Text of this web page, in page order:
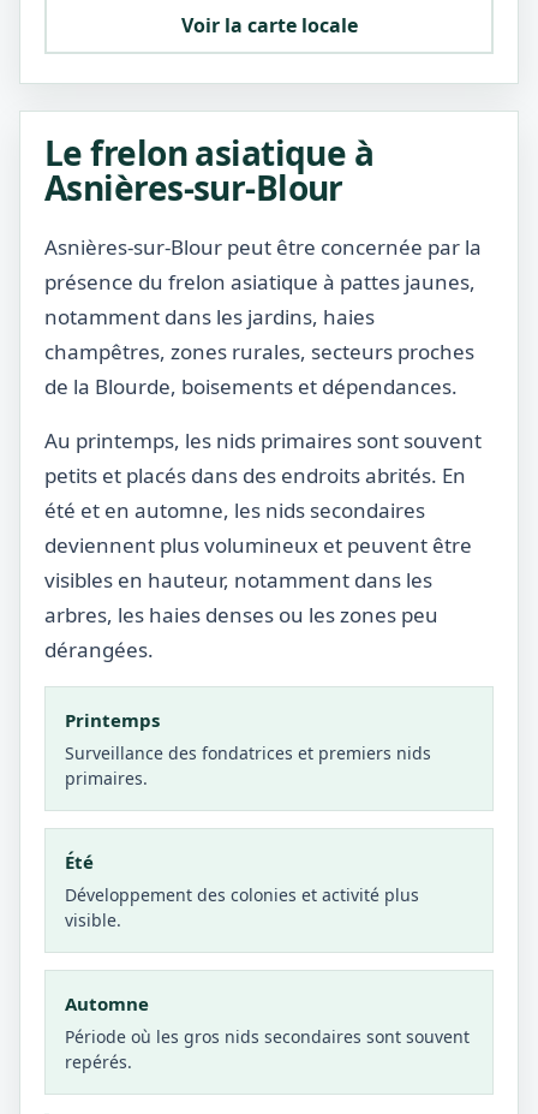
Voir la carte locale
Le frelon asiatique à
Asnières-sur-Blour
Asnières-sur-Blour peut être concernée par la
présence du frelon asiatique à pattes jaunes,
notamment dans les jardins, haies
champêtres, zones rurales, secteurs proches
de la Blourde, boisements et dépendances.
Au printemps, les nids primaires sont souvent
petits et placés dans des endroits abrités. En
été et en automne, les nids secondaires
deviennent plus volumineux et peuvent être
visibles en hauteur, notamment dans les
arbres, les haies denses ou les zones peu
dérangées.
Printemps
Surveillance des fondatrices et premiers nids
primaires.
Été
Développement des colonies et activité plus
visible.
Automne
Période où les gros nids secondaires sont souvent
repérés.